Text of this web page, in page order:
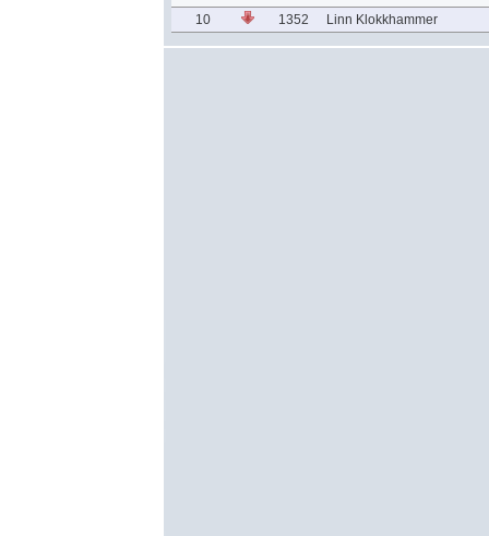
10
1352 Linn Klokkhammer